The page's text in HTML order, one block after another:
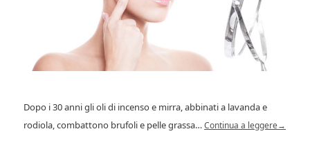
Dopo i 30 anni gli oli di incenso e mirra, abbinati a lavanda e
rodiola, combattono brufoli e pelle grassa…Continua a leggere→